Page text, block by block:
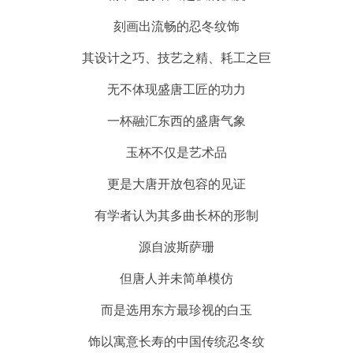
刻画出流畅的忍冬纹饰
其设计之巧、技艺之精、耗工之巨
无不体现盛唐工匠的功力
一杯融汇东西的盛唐气象
玉杯不仅是艺术品
更是大唐开放包容的见证
有学者认为其多曲长杯的形制
源自波斯萨珊
但唐人并未简单模仿
而是选用东方最珍视的白玉
饰以寓意长寿的中国传统忍冬纹